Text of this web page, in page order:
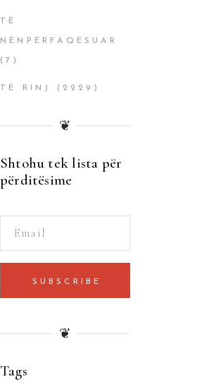
TË
NËNPËRFAQËSUAR
(7)
TË RINJ (2229)
❦
Shtohu tek lista për
përditësime
SUBSCRIBE
❦
Tags